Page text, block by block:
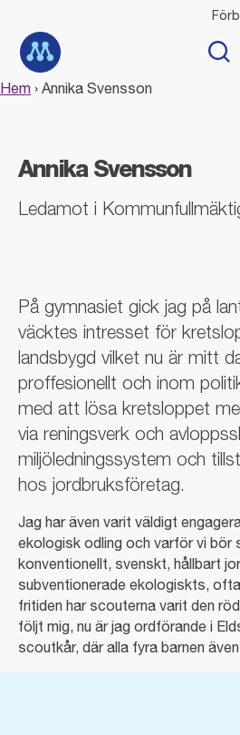
r
Sök
Hem › Annika Svensson
Annika Svensson
Ledamot i
På gymnasiet gick jag på
väcktes intresset för
landsbygd vilket nu är mitt
proffesionellt och inom
med att lösa kretsloppet
via reningsverk och
miljöledningssystem och
hos jordbruksföretag.
Jag har även varit väldigt
ekologisk odling och varför vi bör
konventionellt, svenskt, hållbart
subventionerade ekologiskts,
fritiden har scouterna varit den
följt mig, nu är jag ordförande i
scoutkår, där alla fyra barnen